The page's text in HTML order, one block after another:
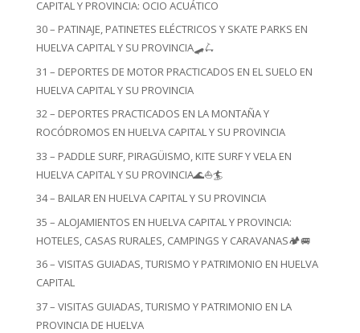
CAPITAL Y PROVINCIA: OCIO ACUÁTICO
30 – PATINAJE, PATINETES ELÉCTRICOS Y SKATE PARKS EN
HUELVA CAPITAL Y SU PROVINCIA🛹🛴
31 – DEPORTES DE MOTOR PRACTICADOS EN EL SUELO EN
HUELVA CAPITAL Y SU PROVINCIA
32 – DEPORTES PRACTICADOS EN LA MONTAÑA Y
ROCÓDROMOS EN HUELVA CAPITAL Y SU PROVINCIA
33 – PADDLE SURF, PIRAGÜISMO, KITE SURF Y VELA EN
HUELVA CAPITAL Y SU PROVINCIA🌊⛵🏄
34 – BAILAR EN HUELVA CAPITAL Y SU PROVINCIA
35 – ALOJAMIENTOS EN HUELVA CAPITAL Y PROVINCIA:
HOTELES, CASAS RURALES, CAMPINGS Y CARAVANAS🏕️🚐
36 – VISITAS GUIADAS, TURISMO Y PATRIMONIO EN HUELVA
CAPITAL
37 – VISITAS GUIADAS, TURISMO Y PATRIMONIO EN LA
PROVINCIA DE HUELVA